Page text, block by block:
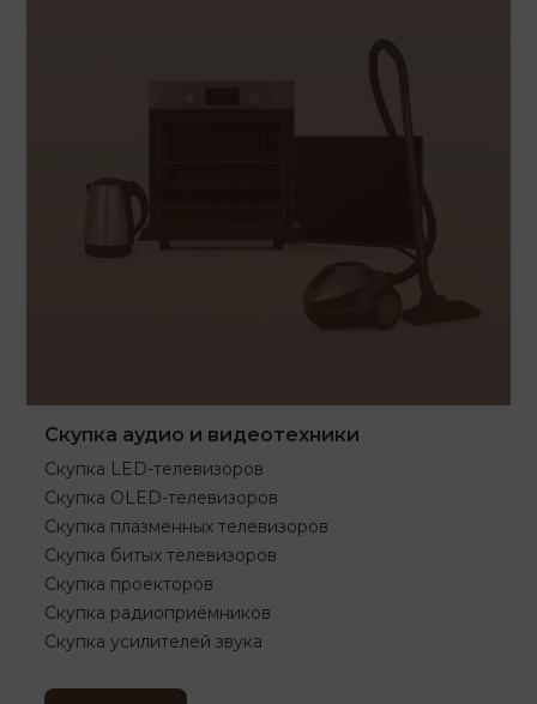
Скупка аудио и видеотехники
Скупка LED-телевизоров
Скупка OLED-телевизоров
Скупка плазменных телевизоров
Скупка битых телевизоров
Скупка проекторов
Скупка радиоприёмников
Скупка усилителей звука